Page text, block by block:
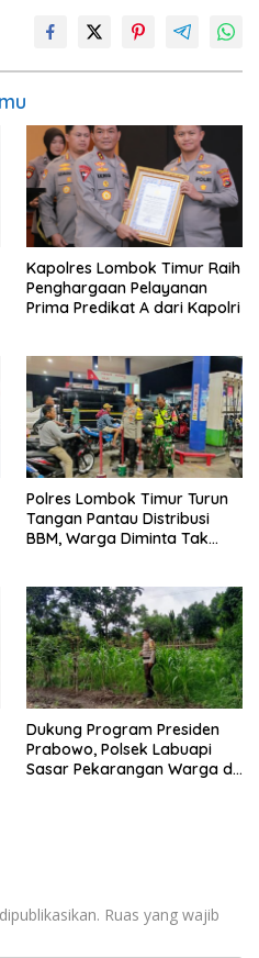
Kapolres Lombok Timur Raih
Penghargaan Pelayanan
Prima Predikat A dari Kapolri
Polres Lombok Timur Turun
Tangan Pantau Distribusi
BBM, Warga Diminta Tak
Dukung Program Presiden
Prabowo, Polsek Labuapi
Sasar Pekarangan Warga di
Ruas yang wajib